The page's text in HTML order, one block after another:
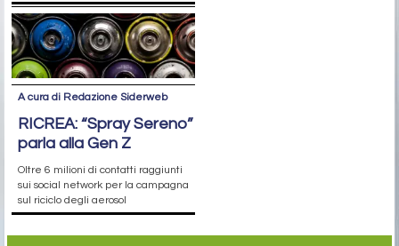
A cura di Redazione Siderweb
RICREA: “Spray Sereno”
parla alla Gen Z
Oltre 6 milioni di contatti raggiunti
sui social network per la campagna
sul riciclo degli aerosol